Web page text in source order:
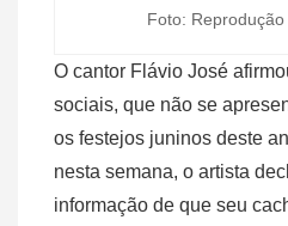
Foto:
O cantor Flávio José
sociais, que não se
os festejos juninos deste
nesta semana, o artista
informação de que seu